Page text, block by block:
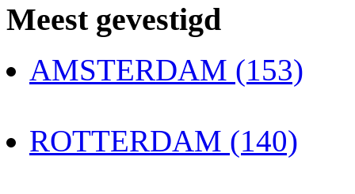
Meest gevestigd
AMSTERDAM (153)
ROTTERDAM (140)